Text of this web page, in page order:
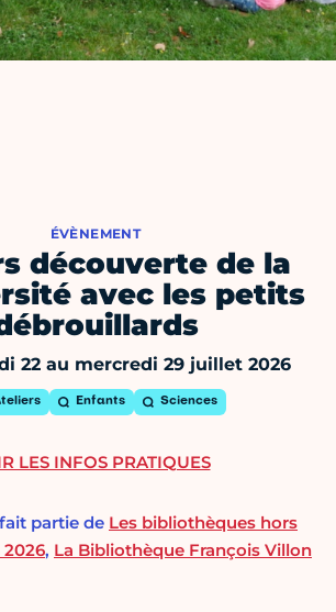
ÉVÈNEMENT
découverte de la
avec les petits
22 au mercredi 29 juillet 2026
Enfants Sciences
partie de Les bibliothèques hors
, La Bibliothèque François Villon
LES INFOS PRATIQUES